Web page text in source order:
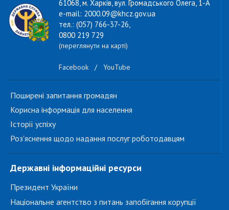
61068, м. Харків, вул. Громадського Олега, 1-А
e-mail: 2000.09@khcz.gov.ua
тел.: (057) 766-37-26,
0800 219 729
(переглянути на карті)
Facebook / YouTube
Поширені запитання громадян
Корисна інформація для населення
Історії успіху
Роз'яснення щодо надання послуг роботодавцям
Державні інформаційні ресурси
Президент України
Національне агентство з питань запобігання корупції